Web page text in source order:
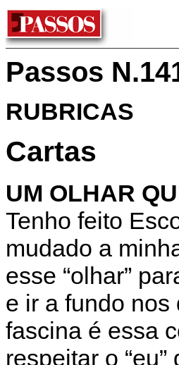
Passos
RUBRICAS
Cartas
UM OLHAR
Tenho feito
mudado a
esse “olhar”
e ir a fundo
fascina é essa
respeitar o